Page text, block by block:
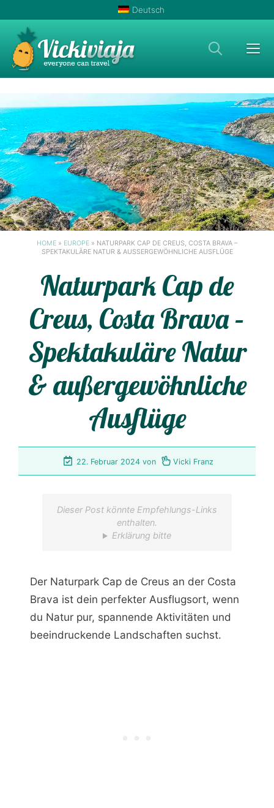
Inhalt
springen
Deutsch
HOME » EUROPE » NATURPARK CAP DE CREUS, COSTA BRAVA –
SPEKTAKULÄRE NATUR & AUSSERGEWÖHNLICHE AUSFLÜGE
Naturpark Cap de
Creus, Costa Brava –
Spektakuläre Natur
& außergewöhnliche
Ausflüge
22. Februar 2024 von Vicki Franz
Dieser Post könnte Empfehlungs-Links
enthalten.
Erklärung bitte
Der Naturpark Cap de Creus an der Costa
Brava ist dein perfekter Ausflugsort, wenn
du Natur pur, spannende Aktivitäten und
beeindruckende Landschaften suchst.